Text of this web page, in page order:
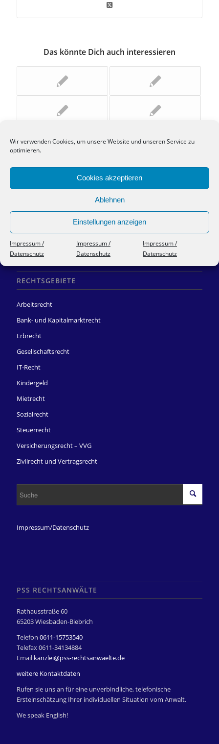
Wir verwenden Cookies, um unsere Website und unseren Service zu
optimieren.
Cookies akzeptieren
Ablehnen
Einstellungen anzeigen
Impressum /
Datenschutz
Impressum /
Datenschutz
Impressum /
Datenschutz
Das könnte Dich auch interessieren
RECHTSGEBIETE
Arbeitsrecht
Bank- und Kapitalmarktrecht
Erbrecht
Gesellschaftsrecht
IT-Recht
Kindergeld
Mietrecht
Sozialrecht
Steuerrecht
Versicherungsrecht – VVG
Zivilrecht und Vertragsrecht
Impressum/Datenschutz
PSS RECHTSANWÄLTE
Rathausstraße 60
65203 Wiesbaden-Biebrich
Telefon 0611-15753540
Telefax 0611-34134884
Email kanzlei@pss-rechtsanwaelte.de
weitere Kontaktdaten
Rufen sie uns an für eine unverbindliche, telefonische
Ersteinschätzung Ihrer individuellen Situation vom Anwalt.
We speak English!